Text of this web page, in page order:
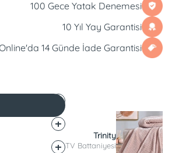
100 Gece Yatak Denemesi
10 Yıl Yay Garantisi
14 Günde İade Garantisi
Trinity
TV Battaniyesi